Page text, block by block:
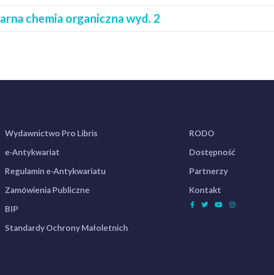
chemia organiczna wyd. 2
Wydawnictwo Pro Libris
e-Antykwariat
Regulamin e-Antykwariatu
Zamówienia Publiczne
BIP
Standardy Ochrony Małoletnich
RODO
Dostępność
Partnerzy
Kontakt